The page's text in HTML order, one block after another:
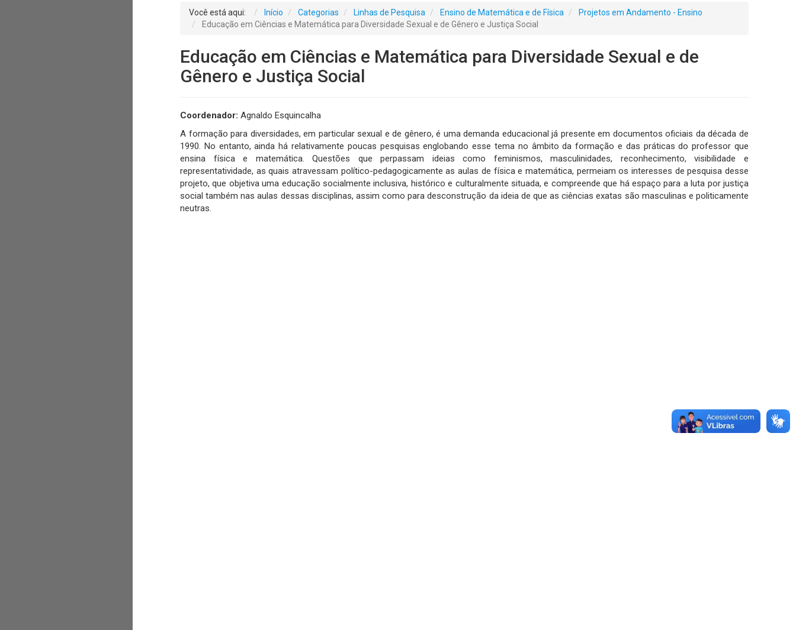
Você está aqui: Início Categorias Linhas de Pesquisa Ensino de Matemática e de Física
Projetos em Andamento - Ensino
Educação em Ciências e Matemática para Diversidade Sexual e de Gênero e Justiça Social
Educação em Ciências e Matemática para Diversidade Sexual e de
Gênero e Justiça Social
Coordenador: Agnaldo Esquincalha
A formação para diversidades, em particular sexual e de gênero, é uma demanda educacional já presente em documentos oficiais da década de
1990. No entanto, ainda há relativamente poucas pesquisas englobando esse tema no âmbito da formação e das práticas do professor que
ensina física e matemática. Questões que perpassam ideias como feminismos, masculinidades, reconhecimento, visibilidade e
representatividade, as quais atravessam político-pedagogicamente as aulas de física e matemática, permeiam os interesses de pesquisa desse
projeto, que objetiva uma educação socialmente inclusiva, histórico e culturalmente situada, e compreende que há espaço para a luta por justiça
social também nas aulas dessas disciplinas, assim como para desconstrução da ideia de que as ciências exatas são masculinas e politicamente
neutras.